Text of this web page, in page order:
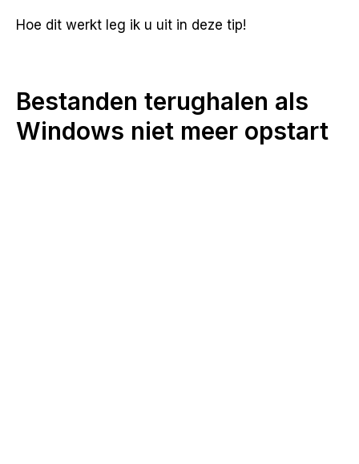
Hoe dit werkt leg ik u uit in deze tip!
Bestanden terughalen als
Windows niet meer opstart